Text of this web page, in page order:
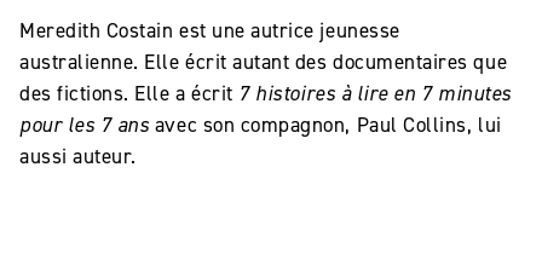
Meredith Costain est une autrice jeunesse
australienne. Elle écrit autant des documentaires que
des fictions. Elle a écrit 7 histoires à lire en 7 minutes
pour les 7 ans avec son compagnon, Paul Collins, lui
aussi auteur.